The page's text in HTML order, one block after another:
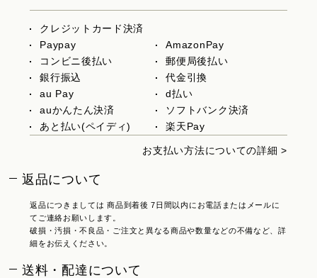
クレジットカード決済
Paypay
AmazonPay
コンビニ後払い
郵便局後払い
銀行振込
代金引換
au Pay
d払い
auかんたん決済
ソフトバンク決済
あと払い(ペイディ)
楽天Pay
お支払い方法についての詳細 >
返品について
返品につきましては 商品到着後 7日間以内にお電話またはメールに
てご連絡お願いします。
破損・汚損・不良品・ご注文と異なる商品や数量などの不備など、詳
細をお伝えください。
送料・配達について